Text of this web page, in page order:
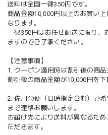
送料は全国一律350円です。
商品金額10,000円以上のお買い
なります。
一律350円はお任せ配送に限り、
ますのでご了承ください。
【注意事項】
1. クーポン適用時は割引後の商
割引後の商品金額が10,000円を
2. 佐川急便（日時指定含む）ご
まで連絡お願いします。
お届け先により送料が異なるた
ただきます。